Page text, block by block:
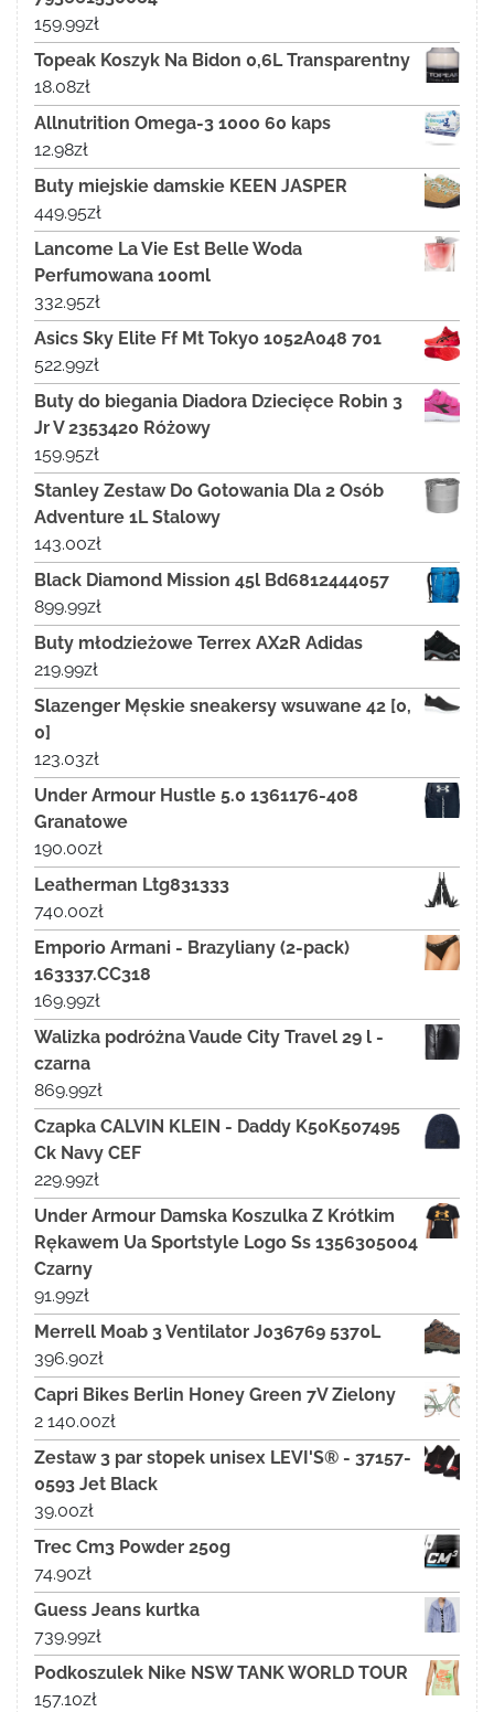
159.99zł
Topeak Koszyk Na Bidon 0,6L Transparentny
18.08zł
Allnutrition Omega-3 1000 60 kaps
12.98zł
Buty miejskie damskie KEEN JASPER
449.95zł
Lancome La Vie Est Belle Woda
Perfumowana 100ml
332.95zł
Asics Sky Elite Ff Mt Tokyo 1052A048 701
522.99zł
Buty do biegania Diadora Dziecięce Robin 3
Jr V 2353420 Różowy
159.95zł
Stanley Zestaw Do Gotowania Dla 2 Osób
Adventure 1L Stalowy
143.00zł
Black Diamond Mission 45l Bd6812444057
899.99zł
Buty młodzieżowe Terrex AX2R Adidas
219.99zł
Slazenger Męskie sneakersy wsuwane 42 [0,
0]
123.03zł
Under Armour Hustle 5.0 1361176-408
Granatowe
190.00zł
Leatherman Ltg831333
740.00zł
Emporio Armani - Brazyliany (2-pack)
163337.CC318
169.99zł
Walizka podróżna Vaude City Travel 29 l -
czarna
869.99zł
Czapka CALVIN KLEIN - Daddy K50K507495
Ck Navy CEF
229.99zł
Under Armour Damska Koszulka Z Krótkim
Rękawem Ua Sportstyle Logo Ss 1356305004
Czarny
91.99zł
Merrell Moab 3 Ventilator J036769 5370L
396.90zł
Capri Bikes Berlin Honey Green 7V Zielony
2 140.00zł
Zestaw 3 par stopek unisex LEVI'S® - 37157-
0593 Jet Black
39.00zł
Trec Cm3 Powder 250g
74.90zł
Guess Jeans kurtka
739.99zł
Podkoszulek Nike NSW TANK WORLD TOUR
157.10zł